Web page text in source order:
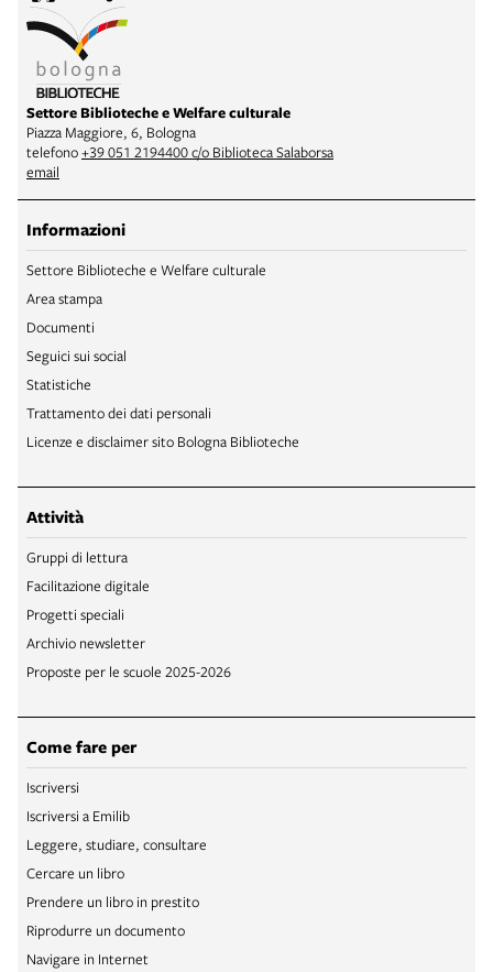
Settore Biblioteche e Welfare culturale
Piazza Maggiore, 6, Bologna
telefono+39 051 2194400 c/o Biblioteca Salaborsa
email
Informazioni
Settore Biblioteche e Welfare culturale
Area stampa
Documenti
Seguici sui social
Statistiche
Trattamento dei dati personali
Licenze e disclaimer sito Bologna Biblioteche
Attività
Gruppi di lettura
Facilitazione digitale
Progetti speciali
Archivio newsletter
Proposte per le scuole 2025-2026
Come fare per
Iscriversi
Iscriversi a Emilib
Leggere, studiare, consultare
Cercare un libro
Prendere un libro in prestito
Riprodurre un documento
Navigare in Internet